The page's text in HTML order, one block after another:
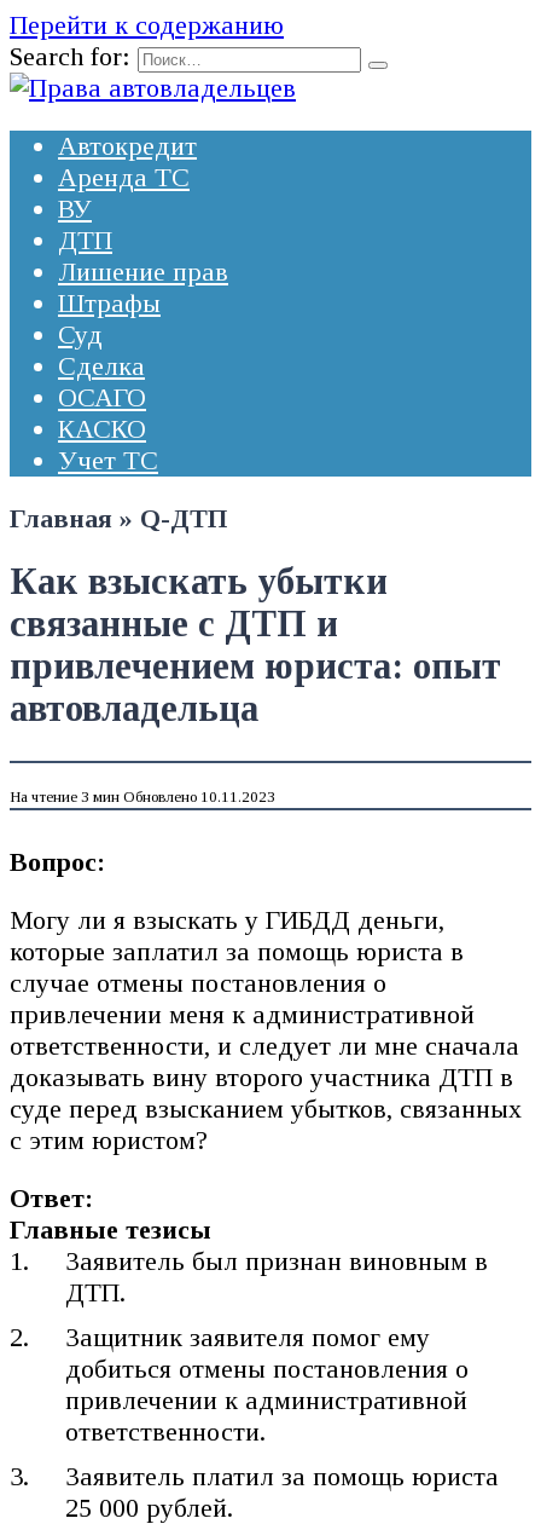
Перейти к содержанию
Search for:
Автокредит
Аренда ТС
ВУ
ДТП
Лишение прав
Штрафы
Суд
Сделка
ОСАГО
КАСКО
Учет ТС
Главная » Q-ДТП
Как взыскать убытки
связанные с ДТП и
привлечением юриста: опыт
автовладельца
На чтение 3 мин Обновлено 10.11.2023
Вопрос:
Могу ли я взыскать у ГИБДД деньги,
которые заплатил за помощь юриста в
случае отмены постановления о
привлечении меня к административной
ответственности, и следует ли мне сначала
доказывать вину второго участника ДТП в
суде перед взысканием убытков, связанных
с этим юристом?
Ответ:
Главные тезисы
Заявитель был признан виновным в
ДТП.
Защитник заявителя помог ему
добиться отмены постановления о
привлечении к административной
ответственности.
Заявитель платил за помощь юриста
25 000 рублей.